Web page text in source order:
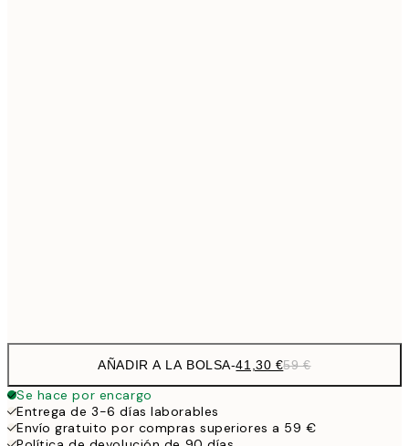
AÑADIR A LA BOLSA-41,30 €59 €
Se hace por encargo
Entrega de 3-6 días laborables
Envío gratuito por compras superiores a 59 €